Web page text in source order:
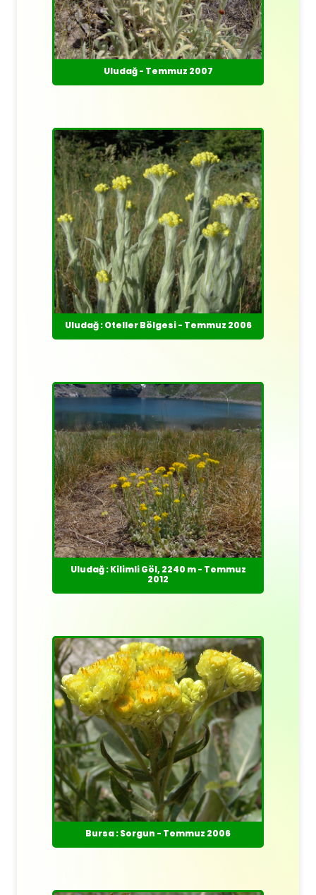
Uludağ - Temmuz 2007
Uludağ : Oteller Bölgesi - Temmuz 2006
Uludağ : Kilimli Göl, 2240 m - Temmuz
2012
Bursa : Sorgun - Temmuz 2006